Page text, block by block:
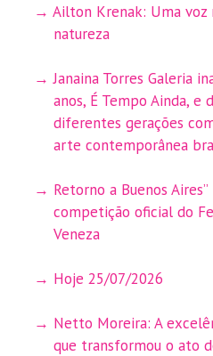
Ailton Krenak: Uma voz
natureza
Janaina Torres Galeria
anos, É Tempo Ainda, e
diferentes gerações
arte contemporânea
Retorno a Buenos
competição oficial do
Veneza
Hoje 25/07/2026
Netto Moreira: A
que transformou o ato